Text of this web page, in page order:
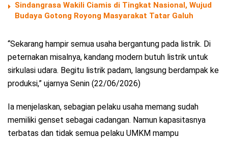
Sindangrasa Wakili Ciamis di Tingkat Nasional, Wujud
Budaya Gotong Royong Masyarakat Tatar Galuh
“Sekarang hampir semua usaha bergantung pada listrik. Di
peternakan misalnya, kandang modern butuh listrik untuk
sirkulasi udara. Begitu listrik padam, langsung berdampak ke
produksi,” ujarnya Senin (22/06/2026)
Ia menjelaskan, sebagian pelaku usaha memang sudah
memiliki genset sebagai cadangan. Namun kapasitasnya
terbatas dan tidak semua pelaku UMKM mampu